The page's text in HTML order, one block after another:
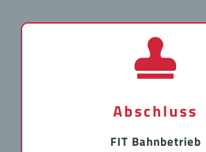
Abschluss
FIT Bahnbetrieb